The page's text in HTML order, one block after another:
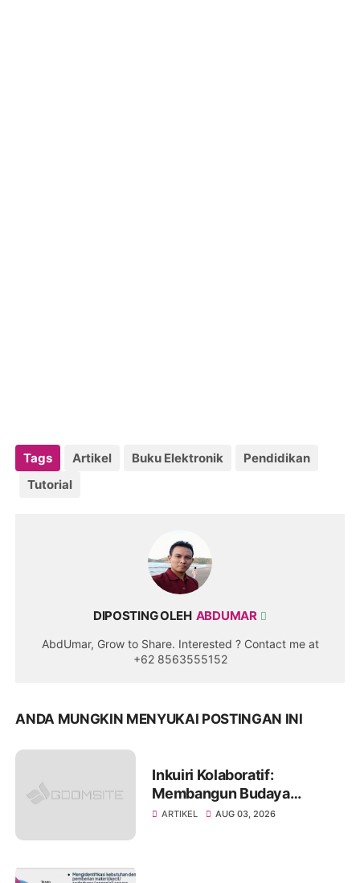
Tags Artikel Buku Elektronik
Pendidikan
Tutorial
DIPOSTING OLEH ABDUMAR
AbdUmar, Grow to Share. Interested ? Contact me at
+62 8563555152
ANDA MUNGKIN MENYUKAI POSTINGAN INI
Inkuiri Kolaboratif:
Membangun Budaya
Reflektif untuk
ARTIKEL AUG 03, 2026